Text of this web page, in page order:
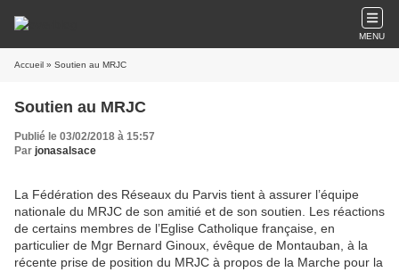
MENU
Accueil » Soutien au MRJC
Soutien au MRJC
Publié le 03/02/2018 à 15:57
Par jonasalsace
La Fédération des Réseaux du Parvis tient à assurer l’équipe
nationale du MRJC de son amitié et de son soutien. Les réactions
de certains membres de l’Eglise Catholique française, en
particulier de Mgr Bernard Ginoux, évêque de Montauban, à la
récente prise de position du MRJC à propos de la Marche pour la